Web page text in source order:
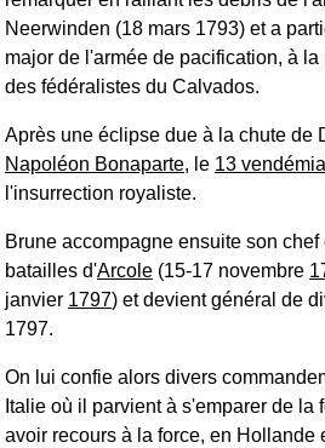
Neerwinden (18 mars 1793) et a
major de l'armée de pacification, à
des fédéralistes du Calvados.
Après une éclipse due à la chute de
Napoléon Bonaparte, le 13
l'insurrection royaliste.
Brune accompagne ensuite son
batailles d'Arcole (15-17 novembre
janvier 1797) et devient général de
1797.
On lui confie alors divers
Italie où il parvient à s'emparer de la
avoir recours à la force, en Hollande